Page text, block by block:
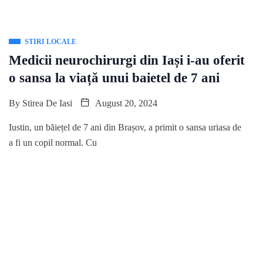
STIRI LOCALE
Medicii neurochirurgi din Iași i-au oferit
o sansa la viață unui baietel de 7 ani
By Stirea De Iasi August 20, 2024
Iustin, un băiețel de 7 ani din Brașov, a primit o sansa uriasa de
a fi un copil normal. Cu